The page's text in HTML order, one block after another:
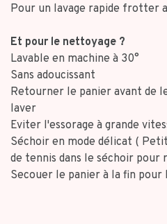
Pour un lavage rapide frotter
Et pour le nettoyage ?
Lavable en machine à 30°
Sans adoucissant
Retourner le panier avant de
laver
Eviter l'essorage à grande
Séchoir en mode délicat (
de tennis dans le séchoir pour
Secouer le panier à la fin